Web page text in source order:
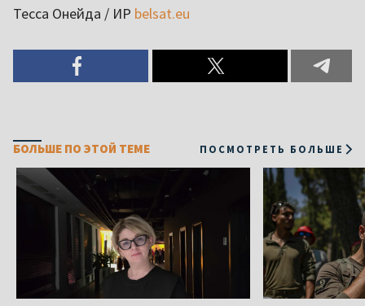
Тесса Онейда / ИР belsat.eu
БОЛЬШЕ ПО ЭТОЙ ТЕМЕ ПОСМОТРЕТЬ БОЛЬШЕ